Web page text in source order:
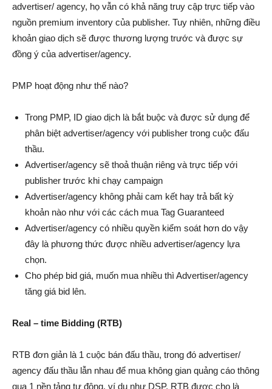
advertiser/ agency, họ vẫn có khả năng truy cập trực tiếp vào
nguồn premium inventory của publisher. Tuy nhiên, những điều
khoản giao dịch sẽ được thương lượng trước và được sự
đồng ý của advertiser/agency.
PMP hoạt động như thế nào?
Trong PMP, ID giao dịch là bắt buộc và được sử dụng để
phân biệt advertiser/agency với publisher trong cuộc đấu
thầu.
Advertiser/agency sẽ thoả thuận riêng và trực tiếp với
publisher trước khi chạy campaign
Advertiser/agency không phải cam kết hay trả bất kỳ
khoản nào như với các cách mua Tag Guaranteed
Advertiser/agency có nhiều quyền kiểm soát hơn do vậy
đây là phương thức được nhiều advertiser/agency lựa
chọn.
Cho phép bid giá, muốn mua nhiều thì Advertiser/agency
tăng giá bid lên.
Real – time Bidding (RTB)
RTB đơn giản là 1 cuộc bán đấu thầu, trong đó advertiser/
agency đấu thầu lẫn nhau để mua không gian quảng cáo thông
qua 1 nền tảng tự động, ví dụ như DSP. RTB được cho là